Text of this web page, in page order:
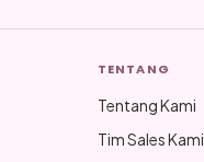
TENTANG
Tentang Kami
Tim Sales Kami